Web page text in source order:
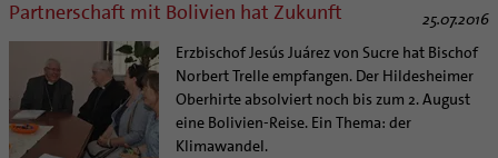
Partnerschaft mit Bolivien hat Zukunft 25.07.2016
Erzbischof Jesús Juárez von Sucre hat Bischof
Norbert Trelle empfangen. Der Hildesheimer
Oberhirte absolviert noch bis zum 2. August
eine Bolivien-Reise. Ein Thema: der
Klimawandel.